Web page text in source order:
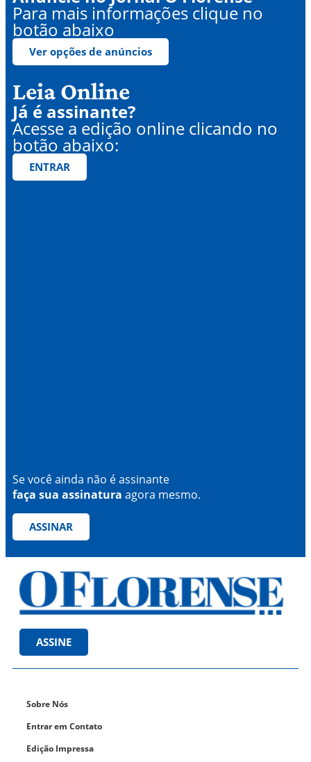
Para mais informações clique no
botão abaixo
Ver opções de anúncios
Leia Online
Já é assinante?
Acesse a edição online clicando no
botão abaixo:
ENTRAR
Se você ainda não é assinante
faça sua assinatura agora mesmo.
ASSINAR
ASSINE
Sobre Nós
Entrar em Contato
Edição Impressa